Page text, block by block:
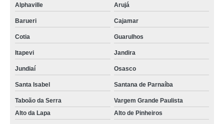
Alphaville
Arujá
Barueri Cajamar
Cotia Guarulhos
Itapevi Jandira
Jundiaí Osasco
Santa Isabel Santana de Parnaíba
Taboão da Serra
Vargem Grande Paulista
Alto da Lapa
Alto de Pinheiros